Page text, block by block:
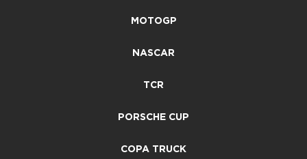
MOTOGP
NASCAR
TCR
PORSCHE CUP
COPA TRUCK